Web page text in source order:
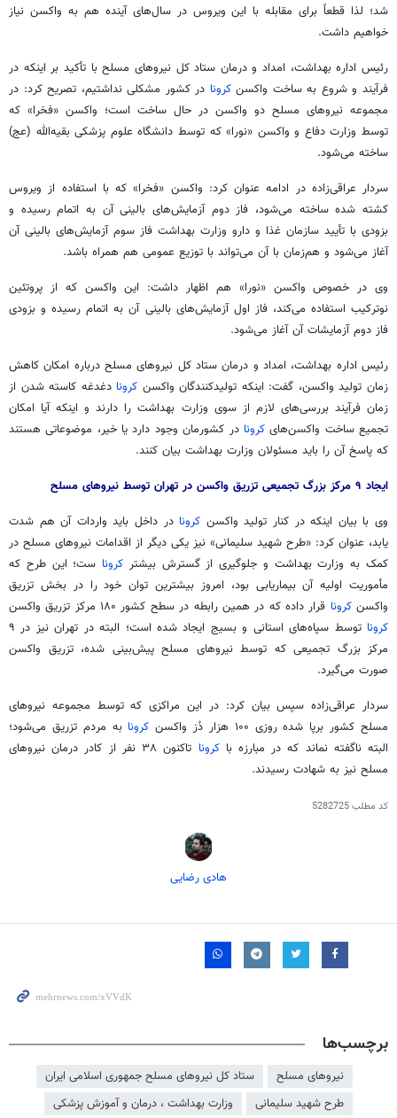
شد؛ لذا قطعاً برای مقابله با این ویروس در سال‌های آینده هم به واکسن نیاز
خواهیم داشت.
رئیس اداره بهداشت، امداد و درمان ستاد کل نیروهای مسلح با تأکید بر اینکه در
فرآیند و شروع به ساخت واکسنکرونا در کشور مشکلی نداشتیم، تصریح کرد: در
مجموعه نیروهای مسلح دو واکسن در حال ساخت است؛ واکسن «فخرا» که
توسط وزارت دفاع و واکسن «نورا» که توسط دانشگاه علوم پزشکی بقیه‌الله (عج)
ساخته می‌شود.
سردار عراقی‌زاده در ادامه عنوان کرد: واکسن «فخرا» که با استفاده از ویروس
کشته شده ساخته می‌شود، فاز دوم آزمایش‌های بالینی آن به اتمام رسیده و
بزودی با تأیید سازمان غذا و دارو وزارت بهداشت فاز سوم آزمایش‌های بالینی آن
آغاز می‌شود و هم‌زمان با آن می‌تواند با توزیع عمومی هم همراه باشد.
وی در خصوصواکسن «نورا» هم اظهار داشت: این واکسن که از پروتئین
نوترکیب استفاده می‌کند، فاز اول آزمایش‌های بالینی آن به اتمام رسیده و بزودی
فاز دوم آزمایشات آن آغاز می‌شود.
رئیس اداره بهداشت، امداد و درمان ستاد کل نیروهای مسلح درباره امکان کاهش
زمان تولید واکسن، گفت: اینکه تولیدکنندگان واکسن کرونا دغدغه کاسته شدن از
زمان فرآیند بررسی‌های لازم از سوی وزارت بهداشت را دارند و اینکه آیا امکان
تجمیع ساخت واکسن‌هایکرونا در کشورمان وجود دارد یا خیر، موضوعاتی هستند
که پاسخ آن را باید مسئولان وزارت بهداشت بیان کنند.
ایجاد ۹ مرکز بزرگ تجمیعی تزریق واکسن در تهران توسط نیروهای مسلح
وی با بیان اینکه در کنار تولید واکسن کرونا در داخل باید واردات آن هم شدت
یابد، عنوان کرد: «طرح شهید سلیمانی» نیز یکی دیگر از اقدامات نیروهای مسلح در
کمک به وزارت بهداشت و جلوگیری از گسترش بیشتر کرونا ست؛ این طرح که
مأموریت اولیه آن بیماریابی بود، امروز بیشترین توان خود را در بخش تزریق
واکسنکرونا قرار داده که در همین رابطه در سطح کشور ۱۸۰ مرکز تزریق واکسن
کرونا توسط سپاه‌های استانی و بسیج ایجاد شده
است؛ البته در تهران نیز در ۹
مرکز بزرگ تجمیعی که توسط نیروهای مسلح پیش‌بینی شده، تزریق واکسن
صورت می‌گیرد.
سردار عراقی‌زاده سپس بیان کرد: در این مراکزی که توسط مجموعه نیروهای
مسلح کشور برپا شده روزی ۱۰۰ هزار دُز واکسن
کرونا به مردم تزریق می‌شود؛
البته ناگفته نماند که در مبارزه با کرونا
تاکنون ۳۸ نفر از کادر درمان نیروهای
مسلح نیز به شهادت رسیدند.
کد مطلب5282725
هادی رضایی
برچسب‌ها
نیروهای مسلح
ستاد کل نیروهای مسلح جمهوری اسلامی ایران
طرح شهید سلیمانی
وزارت بهداشت ، درمان و آموزش پزشکی